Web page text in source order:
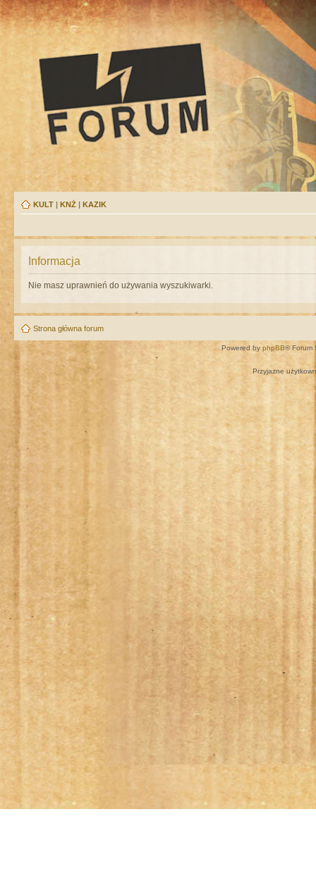
KULT | KNŻ | KAZIK
Informacja
Nie masz uprawnień do używania wyszukiwarki.
Strona główna forum
Powered by phpBB® Forum
Przyjazne